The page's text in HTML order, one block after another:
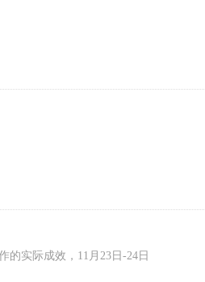
的实际成效，11月23日-24日